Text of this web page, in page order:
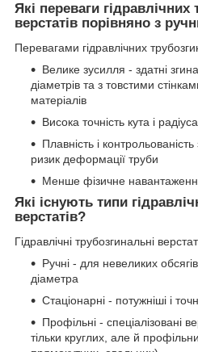
Які переваги
верстатів порівняно з
Перевагами гідравлічних
Велике зусилля - здатні
діаметрів та з товстими
матеріалів
Висока точність кута і
Плавність і
ризик деформації труби
Менше фізичне
Які існують типи
верстатів?
Гідравлічні трубозгинальні
Ручні - для невеликих
діаметра
Стаціонарні - потужніші і
Профільні - спеціалізовані
тільки круглих, але й